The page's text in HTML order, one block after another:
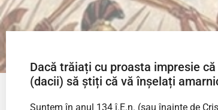
Dacă trăiați cu proasta impresie
(dacii) să știți că vă înșelați
Suntem în anul 134 î.E.n. (sau înainte de